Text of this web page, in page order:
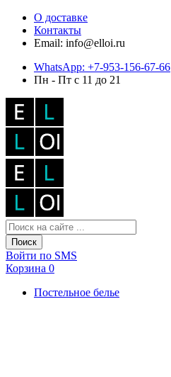
О доставке
Контакты
Email: info@elloi.ru
WhatsApp: +7-953-156-67-66
Пн - Пт с 11 до 21
Поиск
Войти по SMS
Корзина 0
Постельное белье